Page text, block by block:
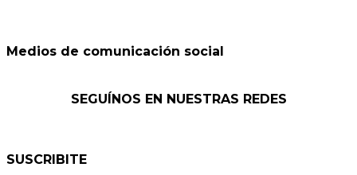
Medios de comunicación social
SEGUÍNOS EN NUESTRAS REDES
SUSCRIBITE